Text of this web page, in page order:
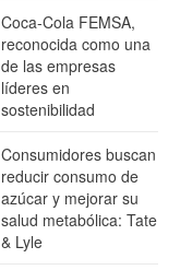
Coca-Cola FEMSA,
reconocida como una
de las empresas
líderes en
sostenibilidad
Consumidores buscan
reducir consumo de
azúcar y mejorar su
salud metabólica: Tate
& Lyle